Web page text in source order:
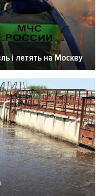
і летять на Москву